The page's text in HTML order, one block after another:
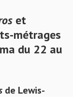
et
métrages
du 22 au
de Lewis-